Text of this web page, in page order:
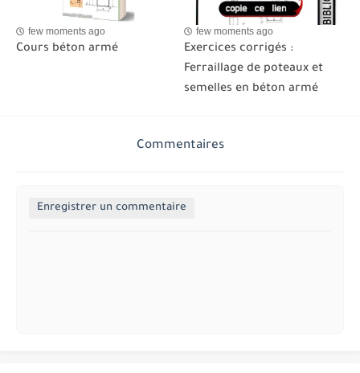
few moments ago
Cours béton armé
few moments ago
Exercices corrigés :
Ferraillage de poteaux et
semelles en béton armé
Commentaires
Enregistrer un commentaire